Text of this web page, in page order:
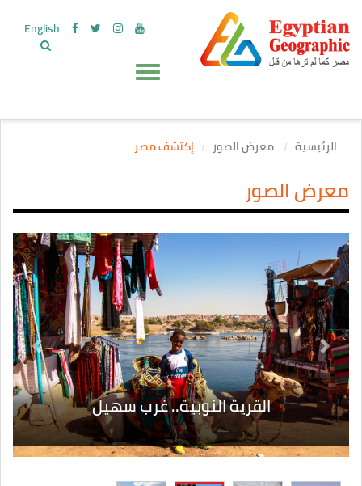
English
الرئيسية معرض الصور إكتشف مصر
معرض الصور
القرية النوبية.. غرب سهيل
Next